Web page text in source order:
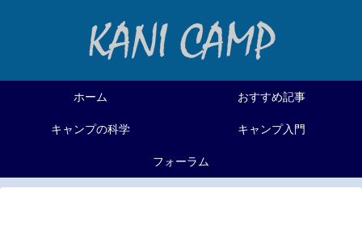
ホーム おすすめ記事
キャンプの科学 キャンプ入門
フォーラム